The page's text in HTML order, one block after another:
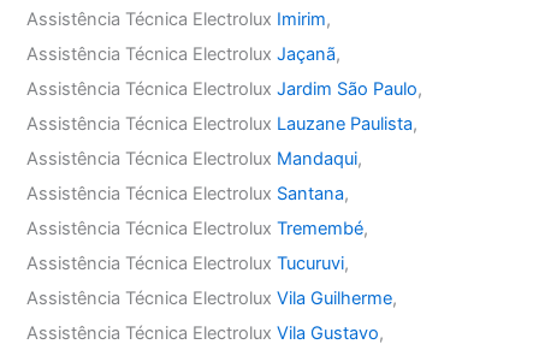
Assistência Técnica Electrolux Imirim,
Assistência Técnica ElectroluxJaçanã,
Assistência Técnica ElectroluxJardim São Paulo,
Assistência Técnica Electrolux Lauzane Paulista,
Assistência Técnica Electrolux Mandaqui,
Assistência Técnica Electrolux Santana,
Assistência Técnica ElectroluxTremembé,
Assistência Técnica ElectroluxTucuruvi,
Assistência Técnica ElectroluxVila Guilherme,
Assistência Técnica ElectroluxVila Gustavo,